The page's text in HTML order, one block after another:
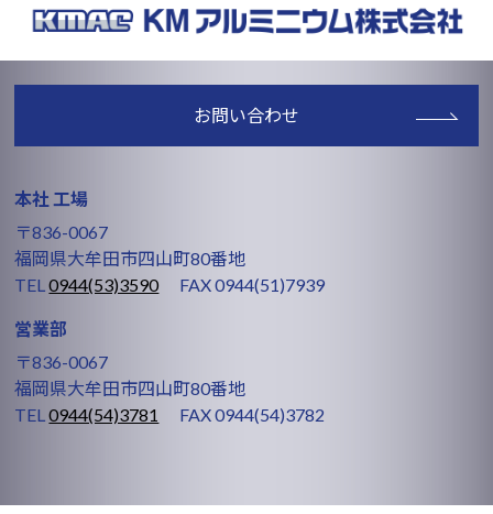
お問い合わせ
本社 工場
〒836-0067
福岡県大牟田市四山町80番地
TEL0944(53)3590FAX 0944(51)7939
営業部
〒836-0067
福岡県大牟田市四山町80番地
TEL0944(54)3781 FAX 0944(54)3782